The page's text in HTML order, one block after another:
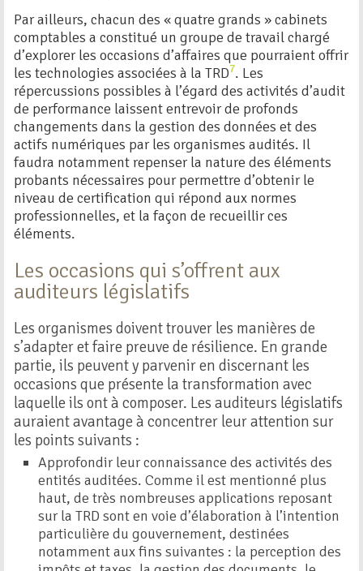
Par ailleurs, chacun des « quatre grands » cabinets
comptables a constitué un groupe de travail chargé
d’explorer les occasions d’affaires que pourraient offrir
les technologies associées à la TRD7. Les
répercussions possibles à l’égard des activités d’audit
de performance laissent entrevoir de profonds
changements dans la gestion des données et des
actifs numériques par les organismes audités. Il
faudra notamment repenser la nature des éléments
probants nécessaires pour permettre d’obtenir le
niveau de certification qui répond aux normes
professionnelles, et la façon de recueillir ces
éléments.
Les occasions qui s’offrent aux
auditeurs législatifs
Les organismes doivent trouver les manières de
s’adapter et faire preuve de résilience. En grande
partie, ils peuvent y parvenir en discernant les
occasions que présente la transformation avec
laquelle ils ont à composer. Les auditeurs législatifs
auraient avantage à concentrer leur attention sur
les points suivants :
Approfondir leur connaissance des activités des
entités auditées. Comme il est mentionné plus
haut, de très nombreuses applications reposant
sur la TRD sont en voie d’élaboration à l’intention
particulière du gouvernement, destinées
notamment aux fins suivantes : la perception des